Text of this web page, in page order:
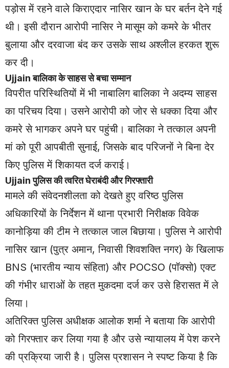
पड़ोस में रहने वाले किराएदार नासिर खान के घर बर्तन देने गई
थी। इसी दौरान आरोपी नासिर ने मासूम को कमरे के भीतर
बुलाया और दरवाजा बंद कर उसके साथ अश्लील हरकत शुरू
कर दी।
Ujjainबालिका के साहस से बचा सम्मान
विपरीत परिस्थितियों में भी नाबालिग बालिका ने अदम्य साहस
का परिचय दिया। उसने आरोपी को जोर से धक्का दिया और
कमरे से भागकर अपने घर पहुंची। बालिका ने तत्काल अपनी
मां को पूरी आपबीती सुनाई, जिसके बाद परिजनों ने बिना देर
किए पुलिस में शिकायत दर्ज कराई।
Ujjainपुलिस की त्वरित घेराबंदी और गिरफ्तारी
मामले की संवेदनशीलता को देखते हुए वरिष्ठ पुलिस
अधिकारियों के निर्देशन में थाना प्रभारी निरीक्षक विवेक
कानोड़िया की टीम ने तत्काल जाल बिछाया। पुलिस ने आरोपी
नासिर खान (पुत्र अमान, निवासी शिवशक्ति नगर) के खिलाफ
BNS (भारतीय न्याय संहिता) और POCSO (पॉक्सो) एक्ट
की गंभीर धाराओं के तहत मुकदमा दर्ज कर उसे हिरासत में ले
लिया।
अतिरिक्त पुलिस अधीक्षक आलोक शर्मा ने बताया कि आरोपी
को गिरफ्तार कर लिया गया है और उसे न्यायालय में पेश करने
की प्रक्रिया जारी है। पुलिस प्रशासन ने स्पष्ट किया है कि